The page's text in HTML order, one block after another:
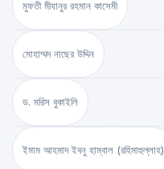
মুফতী মীযানুর রহমান কাসেমী
মোহাম্মদ নাছের উদ্দিন
ড. মরিস বুকাইলি
ইমাম আহমাদ ইবনু হাম্বাল (রহিমাহুল্লাহ)